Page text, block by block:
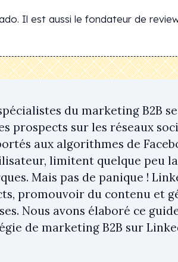
Il est aussi le fondateur de
du marketing B2B
prospects sur les réseaux
aux algorithmes de
limitent quelque peu
Mais pas de panique !
promouvoir du contenu et
Nous avons élaboré ce
de marketing B2B sur